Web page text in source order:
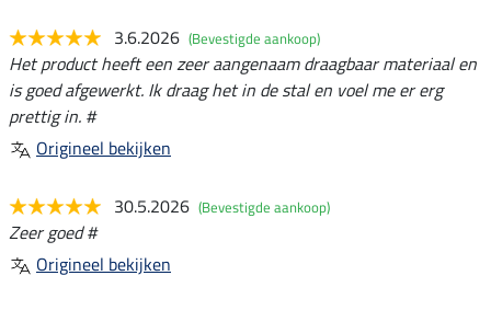
3.6.2026 (Bevestigde aankoop)
Het product heeft een zeer aangenaam draagbaar materiaal en
is goed afgewerkt. Ik draag het in de stal en voel me er erg
prettig in. #
Origineel bekijken
30.5.2026 (Bevestigde aankoop)
Zeer goed #
Origineel bekijken